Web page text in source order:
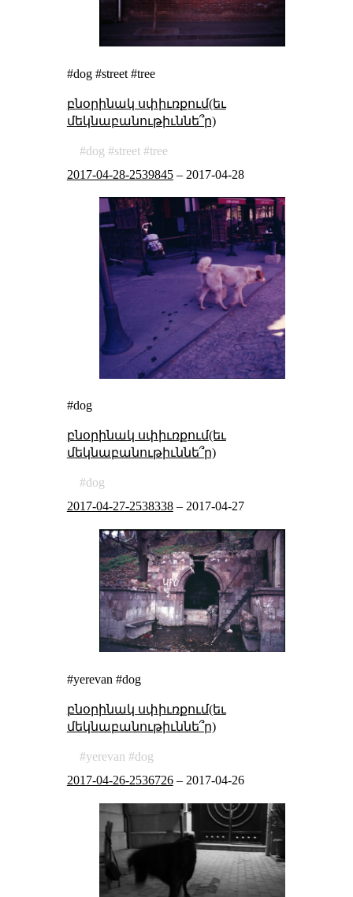
#dog #street #tree
բնօրինակ սփիւռքում(եւ
մեկնաբանութիւննե՞ր)
dog street
tree
2017-04-28-2539845– 2017-04-28
#dog
բնօրինակ սփիւռքում(եւ
մեկնաբանութիւննե՞ր)
dog
2017-04-27-2538338– 2017-04-27
#yerevan #dog
բնօրինակ սփիւռքում(եւ
մեկնաբանութիւննե՞ր)
yerevan
dog
2017-04-26-2536726– 2017-04-26